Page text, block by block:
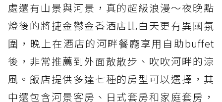
處還有山景與河景，真的超級浪漫～夜晚點
燈後的將捷金鬱金香酒店比白天更有異國氛
圍，晚上在酒店的河畔餐廳享用自助buffet
後，非常推薦到外面散散步、吹吹河畔的涼
風。飯店提供多達七種的房型可以選擇，其
中還包含河景客房、日式套房和家庭套房，